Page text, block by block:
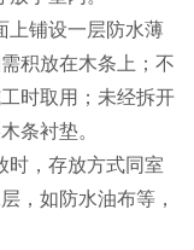
上铺设一层防水薄
积放在木条上；不
时取用；未经拆开
条衬垫。
时，存放方式同室
，如防水油布等，